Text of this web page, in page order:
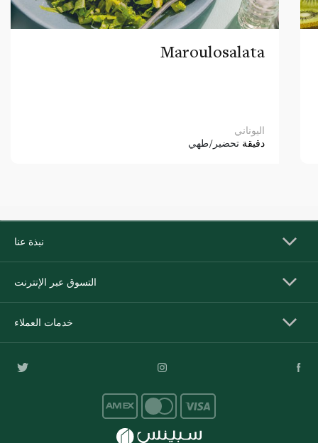
Maroulosalata
اليوناني
دقيقة تحضير/طهي
نبذة عنا
التسوق عبر الإنترنت
خدمات العملاء